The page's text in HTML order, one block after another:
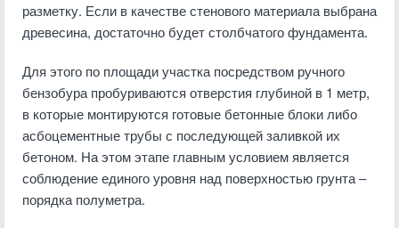
разметку. Если в качестве стенового материала выбрана
древесина, достаточно будет столбчатого фундамента.
Для этого по площади участка посредством ручного
бензобура пробуриваются отверстия глубиной в 1 метр,
в которые монтируются готовые бетонные блоки либо
асбоцементные трубы с последующей заливкой их
бетоном. На этом этапе главным условием является
соблюдение единого уровня над поверхностью грунта –
порядка полуметра.